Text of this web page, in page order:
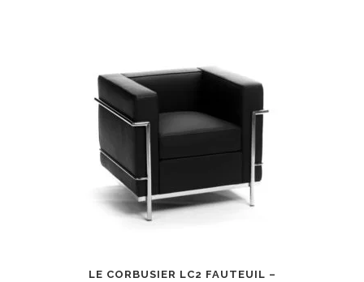
LE CORBUSIER LC2 FAUTEUIL –